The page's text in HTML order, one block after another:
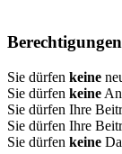
Sie dürfen keine
Sie dürfen keine
Sie dürfen Ihre
Sie dürfen Ihre
Sie dürfen keine